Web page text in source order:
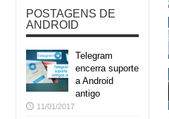
POSTAGENS DE
ANDROID
Telegram
encerra suporte
a Android
antigo
11/01/2017